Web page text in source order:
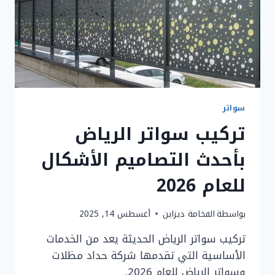
وسواتر
الرياض
سواتر
تركيب سواتر الرياض
بأحدث التصاميم الأشكال
للعام 2026
بواسطةالفخامة ديزاين أغسطس 14, 2025
تركيب سواتر الرياض الحديثة يعد من الخدمات
الأساسية التي تقدمها شركة حداد مظلات